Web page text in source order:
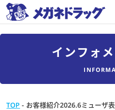
インフォ
TOP - お客様紹介2026.6ミューザ